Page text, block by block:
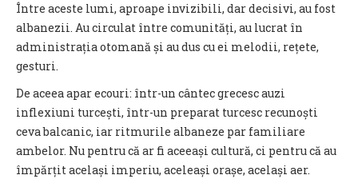
Între aceste lumi, aproape invizibili, dar decisivi, au fost
albanezii. Au circulat între comunități, au lucrat în
administrația otomană și au dus cu ei melodii, rețete,
gesturi.
De aceea apar ecouri: într-un cântec grecesc auzi
inflexiuni turcești, într-un preparat turcesc recunoști
ceva balcanic, iar ritmurile albaneze par familiare
ambelor. Nu pentru că ar fi aceeași cultură, ci pentru că au
împărțit același imperiu, aceleași orașe, același aer.